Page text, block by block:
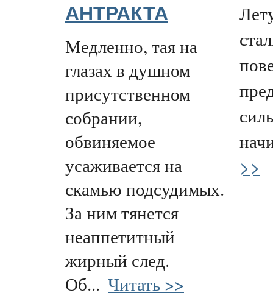
АНТРАКТА
Медленно, тая на
глазах в душном
присутственном
собрании,
обвиняемое
усаживается на
скамью подсудимых.
За ним тянется
неаппетитный
жирный след.
Об... Читать >>
>>